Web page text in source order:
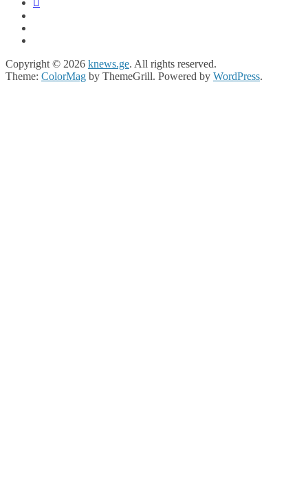
Copyright © 2026 knews.ge. All rights reserved.
Theme: ColorMag by ThemeGrill. Powered by WordPress.